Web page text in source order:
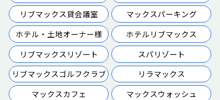
リブマックス貸会議室
マックスパーキング
ホテル・土地オーナー様
ホテルリブマックス
リブマックスリゾート
スパリゾート
リブマックスゴルフクラブ
リラマックス
マックスカフェ
マックスウォッシュ